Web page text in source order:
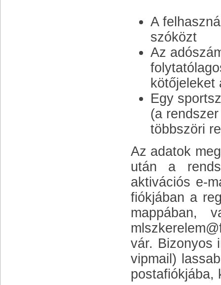
A
szóközt
Az
kötőjeleket
Egy
(a
többszöri
Az adatok
után a
aktivációs e-
fiókjában a
mappában,
vár. Bizonyos
vipmail)
postafiókjába,